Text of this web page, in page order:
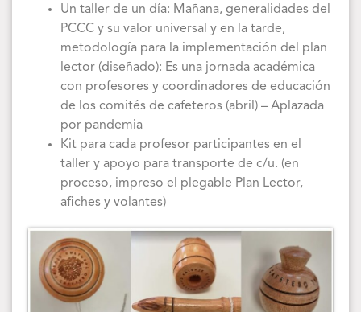
Un taller de un día: Mañana, generalidades del
PCCC y su valor universal y en la tarde,
metodología para la implementación del plan
lector (diseñado): Es una jornada académica
con profesores y coordinadores de educación
de los comités de cafeteros (abril) – Aplazada
por pandemia
Kit para cada profesor participantes en el
taller y apoyo para transporte de c/u. (en
proceso, impreso el plegable Plan Lector,
afiches y volantes)